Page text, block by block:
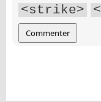
<strike>